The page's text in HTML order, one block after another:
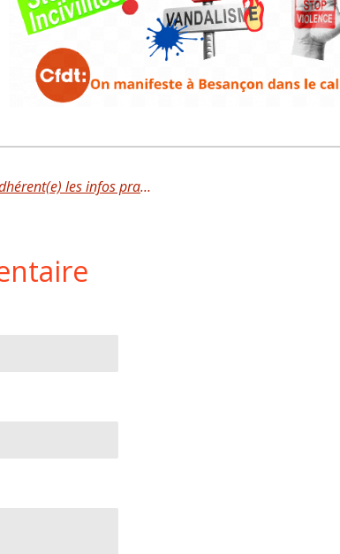
Venez découvrir dans votre espace adhérent(e) les infos pratiques pour le pouvoir d'achat!